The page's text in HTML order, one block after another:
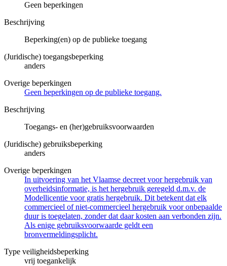
Geen beperkingen
Beschrijving
Beperking(en) op de publieke toegang
(Juridische) toegangsbeperking
anders
Overige beperkingen
Geen beperkingen op de publieke toegang.
Beschrijving
Toegangs- en (her)gebruiksvoorwaarden
(Juridische) gebruiksbeperking
anders
Overige beperkingen
In uitvoering van het Vlaamse decreet voor hergebruik van
overheidsinformatie, is het hergebruik geregeld d.m.v. de
Modellicentie voor gratis hergebruik. Dit betekent dat elk
commercieel of niet-commercieel hergebruik voor onbepaalde
duur is toegelaten, zonder dat daar kosten aan verbonden zijn.
Als enige gebruiksvoorwaarde geldt een
bronvermeldingsplicht.
Type veiligheidsbeperking
vrij toegankelijk